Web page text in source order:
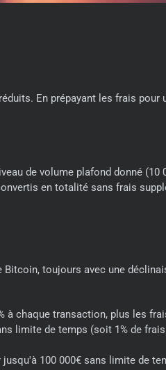
En prépayant les frais
de volume plafond donné (10
en totalité sans frais
toujours avec une
à chaque transaction, plus les
limite de temps (soit 1% de
100 000€ sans limite de